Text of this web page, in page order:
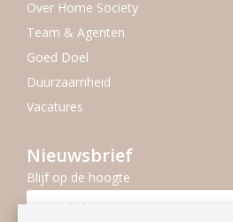
Over Home Society
Team & Agenten
Goed Doel
Duurzaamheid
Vacatures
Nieuwsbrief
Blijf op de hoogte